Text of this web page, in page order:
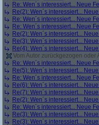
Re: Wen´s interessiert... Neue
Re(2): Wen´s interessiert...
Re: Wen´s interessiert... Neue
Re: Wen´s interessiert... Neue
Re(2): Wen´s interessiert...
Re(3): Wen´s interessiert...
Re(4): Wen´s interessiert...
Vom Autor zurückgezogen
Re: Wen´s interessiert... Neue
Re(5): Wen´s interessiert...
Re: Wen´s interessiert... Neue
Re(6): Wen´s interessiert...
Re(7): Wen´s interessiert...
Re(2): Wen´s interessiert...
Re: Wen´s interessiert... Neue
Re(3): Wen´s interessiert...
Re(3): Wen´s interessiert...